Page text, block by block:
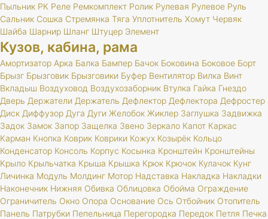
Пыльник РК Реле Ремкомплект Ролик Рулевая Рулевое Руль
Сальник Сошка Стремянка Тяга Уплотнитель Хомут Червяк
Шайба Шарнир Шланг Штуцер Элемент
Кузов, кабина, рама
Амортизатор Арка Балка Бампер Бачок Боковина Боковое Борт
Брызг Брызговик Брызговики Буфер Вентилятор Вилка Винт
Вкладыш Воздуховод Воздухозаборник Втулка Гайка Гнездо
Дверь Держатели Держатель Дефлектор Дефлектора Дефростер
Диск Диффузор Дуга Дуги Желобок Жиклер Заглушка Задвижка
Задок Замок Запор Защелка Звено Зеркало Капот Каркас
Карман Кнопка Коврик Коврики Кожух Козырёк Кольцо
Конденсатор Консоль Корпус Косынка Кронштейн Кронштейны
Крыло Крыльчатка Крыша Крышка Крюк Крючок Кулачок Кунг
Личинка Модуль Молдинг Мотор Надставка Накладка Накладки
Наконечник Нижняя Обивка Облицовка Обойма Ограждение
Ограничитель Окно Опора Основание Ось Отбойник Отопитель
Панель Патрубки Пепельница Перегородка Передок Петля Печка